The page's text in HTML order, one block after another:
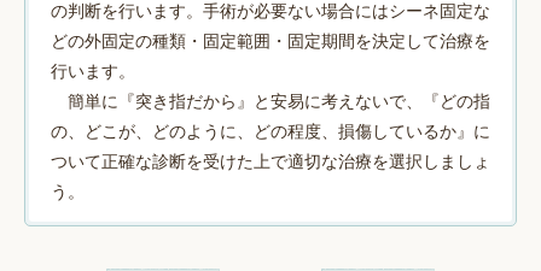
の判断を行います。手術が必要ない場合にはシーネ固定な
どの外固定の種類・固定範囲・固定期間を決定して治療を
行います。
簡単に『突き指だから』と安易に考えないで、『どの指
の、どこが、どのように、どの程度、損傷しているか』に
ついて正確な診断を受けた上で適切な治療を選択しましょ
う。